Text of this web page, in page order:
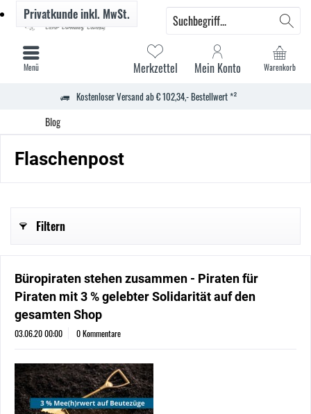
Kostenloser Versand ab € 102,34,- Bestellwert *²
Warenkorb
Merkzettel Mein Konto
Privatkundeinkl. MwSt.
Menü
Blog
Flaschenpost
Filtern
Büropiraten stehen zusammen - Piraten für
Piraten mit 3 % gelebter Solidarität auf den
gesamten Shop
03.06.20 00:00 0 Kommentare